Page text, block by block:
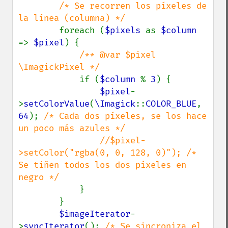
/* Se recorren los píxeles de
la línea (columna) */
foreach ($pixels as
=> $pixel ) {
/** @var $pixel
\ImagickPixel */
if ($column % 3 ) {
$pixel-
>setColorValue(\Imagick::COLOR_BLUE
64 ); /* Cada dos píxeles, se los hace
un poco más azules */
>setColor("rgba(0, 0, 128, 0)"); /*
Se tiñen todos los dos píxeles en
negro */
}
$imageIterator-